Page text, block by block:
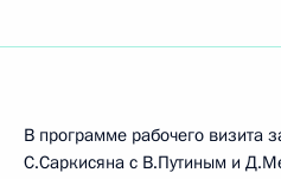
В программе рабочего визита
С.Саркисяна с В.Путиным и